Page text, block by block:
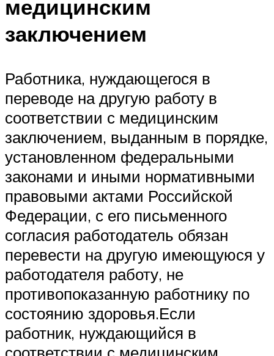
медицинским
заключением
Работника, нуждающегося в
переводе на другую работу в
соответствии с медицинским
заключением, выданным в порядке,
установленном федеральными
законами и иными нормативными
правовыми актами Российской
Федерации, с его письменного
согласия работодатель обязан
перевести на другую имеющуюся у
работодателя работу, не
противопоказанную работнику по
состоянию здоровья.Если
работник, нуждающийся в